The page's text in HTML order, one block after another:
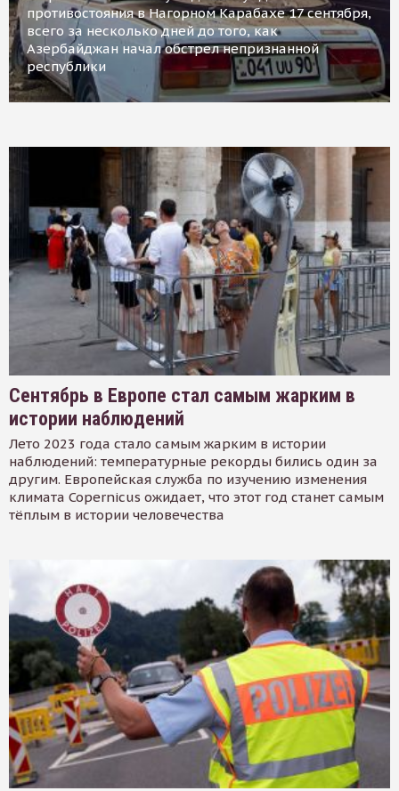
противостояния в Нагорном Карабахе 17 сентября,
всего за несколько дней до того, как
Азербайджан начал обстрел непризнанной
республики
Сентябрь в Европе стал самым жарким в
истории наблюдений
Лето 2023 года стало самым жарким в истории
наблюдений: температурные рекорды бились один за
другим. Европейская служба по изучению изменения
климата Copernicus ожидает, что этот год станет самым
тёплым в истории человечества